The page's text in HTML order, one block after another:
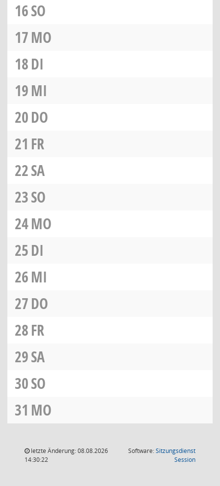
16SO
17MO
18DI
19MI
20DO
21 FR
22SA
23SO
24MO
25DI
26MI
27DO
28FR
29SA
30SO
31 MO
letzte Änderung: 08.08.2026
14:30:22
Software:Sitzungsdienst
Session(Wird in